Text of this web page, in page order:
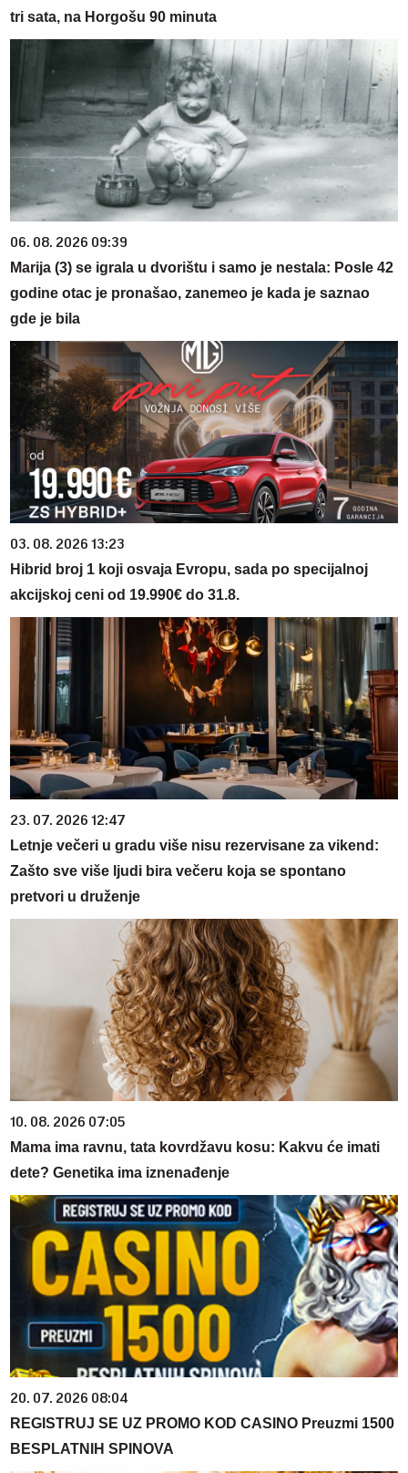
tri sata, na Horgošu 90 minuta
06. 08. 2026 09:39
Marija (3) se igrala u dvorištu i samo je nestala: Posle 42
godine otac je pronašao, zanemeo je kada je saznao
gde je bila
03. 08. 2026 13:23
Hibrid broj 1 koji osvaja Evropu, sada po specijalnoj
akcijskoj ceni od 19.990€ do 31.8.
23. 07. 2026 12:47
Letnje večeri u gradu više nisu rezervisane za vikend:
Zašto sve više ljudi bira večeru koja se spontano
pretvori u druženje
10. 08. 2026 07:05
Mama ima ravnu, tata kovrdžavu kosu: Kakvu će imati
dete? Genetika ima iznenađenje
20. 07. 2026 08:04
REGISTRUJ SE UZ PROMO KOD CASINO Preuzmi 1500
BESPLATNIH SPINOVA